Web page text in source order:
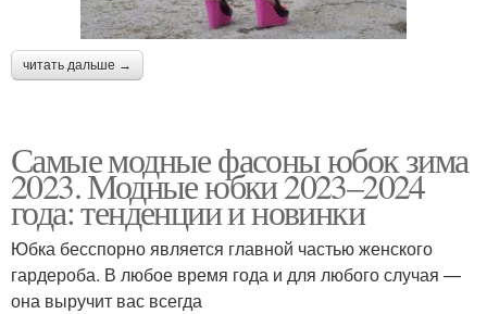
читать дальше →
Самые модные фасоны юбок зима
2023. Модные юбки 2023–2024
года: тенденции и новинки
Юбка бесспорно является главной частью женского
гардероба. В любое время года и для любого случая —
она выручит вас всегда